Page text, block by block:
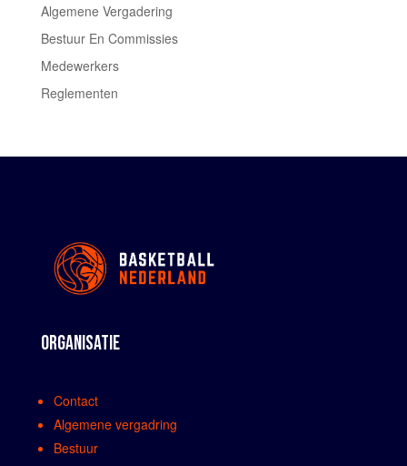
Algemene Vergadering
Bestuur En Commissies
Medewerkers
Reglementen
ORGANISATIE
Contact
Algemene vergadring
Bestuur